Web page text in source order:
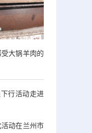
大锅羊肉的
行活动走进
动在兰州市